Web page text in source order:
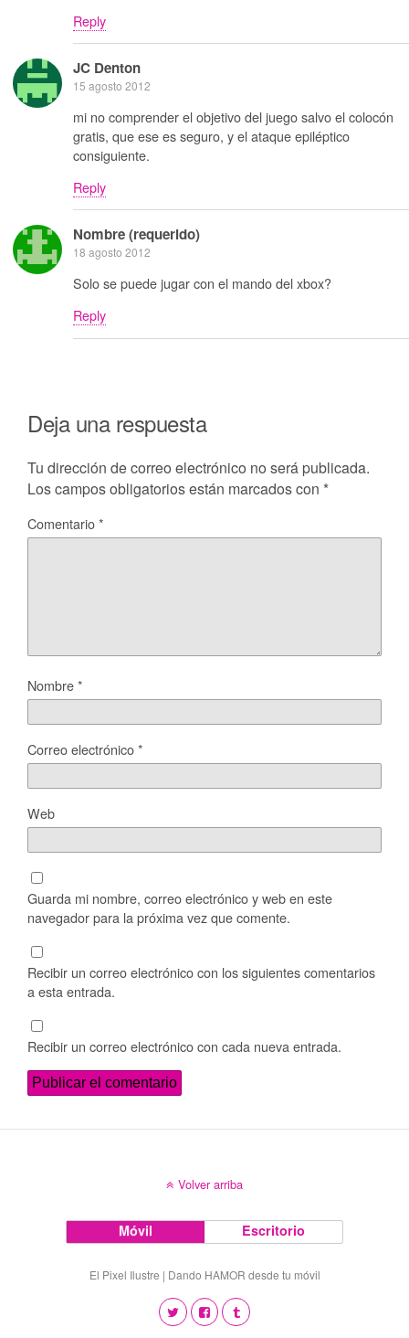
Reply
JC Denton
15 agosto 2012
mi no comprender el objetivo del juego salvo el colocón
gratis, que ese es seguro, y el ataque epiléptico
consiguiente.
Reply
Nombre (requerido)
18 agosto 2012
Solo se puede jugar con el mando del xbox?
Reply
Deja una respuesta
Tu dirección de correo electrónico no será publicada.
Los campos obligatorios están marcados con *
Comentario*
Nombre*
Correo electrónico*
Web
Guarda mi nombre, correo electrónico y web en este
navegador para la próxima vez que comente.
Recibir un correo electrónico con los siguientes comentarios
a esta entrada.
Recibir un correo electrónico con cada nueva entrada.
Volver arriba
Móvil Escritorio
El Pixel Ilustre | Dando HAMOR desde tu móvil